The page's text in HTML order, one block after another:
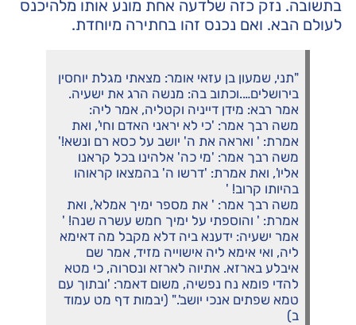
בתשובה. נזק כזה שלדעה אחת מונע אותו מלהיכנס
לעולם הבא. ואם נכנס זהו בחתירה מיוחדת.
"תני, שמעון בן עזאי אומר: מצאתי מגלת יוחסין
בירושלים….וכתוב בה: מנשה הרג את ישעיה.
אמר רבא: מידן דייניה וקטליה, אמר ליה:
משה רבך אמר: 'כי לא יראני האדם וחי', ואת
אמרת: ' ואראה את ה' יושב על כסא רם ונשא!'
משה רבך אמר: 'מי כה' אלהינו בכל קראנו
אליו', ואת אמרת: 'דרשו ה' בהמצאו קראוהו
בהיותו קרוב! '
משה רבך אמר: ' את מספר ימיך אמלא', ואת
אמרת: ' והוספתי על ימיך חמש עשרה שנה! '
אמר ישעיה: ידענא ביה דלא מקבל מה דאימא
ליה, ואי אימא ליה אישוייה מזיד, אמר שם
איבלע בארזא. אתיוה לארזא ונסרוה, כי מטא
להדי פומא נח נפשיה, משום דאמר: 'ובתוך עם
טמא שפתים אנכי יושב'." (יבמות דף מט עמוד
ב)